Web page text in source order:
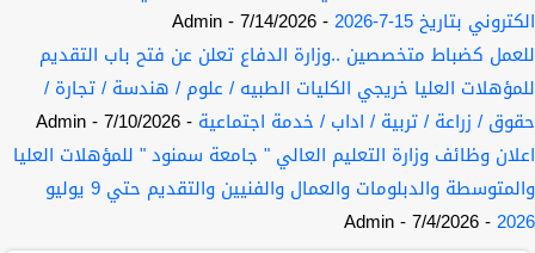
الكتروني بتاريخ 15-7-2026
- 7/14/2026
- Admin
للعمل كضباط متخصصين ..وزارة الدفاع تعلن عن فتح باب التقديم
للمؤهلات العليا خريجي الكليات الطبيه / علوم / هندسة / تجارة /
حقوق / زراعة / تربية / اداب / خدمة اجتماعية - 7/10/2026
- Admin
اعلان وظائف وزارة التعليم العالي " جامعة سمنود " للمؤهلات العليا
والمتوسطة والدبلومات والعمال والفنيين والتقديم حتي 9 يوليو
2026
- 7/4/2026
- Admin